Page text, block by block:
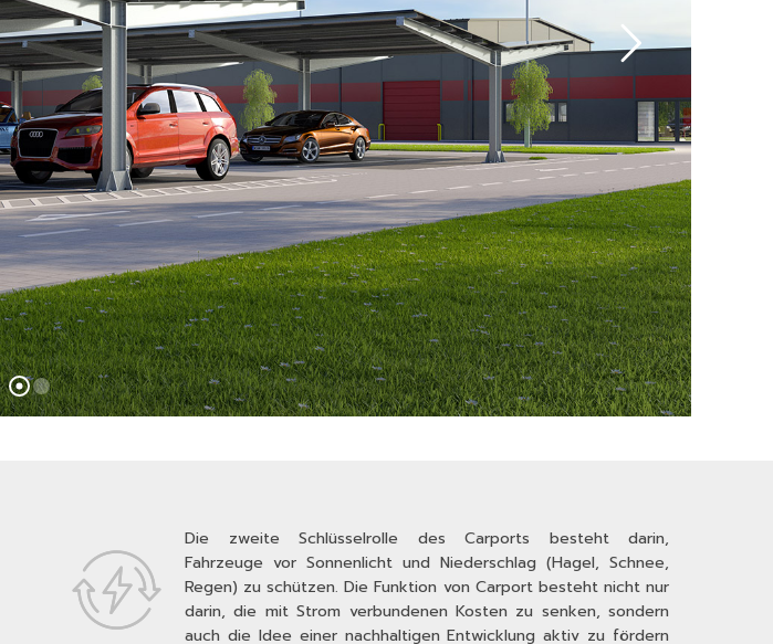
Die zweite Schlüsselrolle des Carports besteht darin,
Fahrzeuge vor Sonnenlicht und Niederschlag (Hagel, Schnee,
Regen) zu schützen. Die Funktion von Carport besteht nicht nur
darin, die mit Strom verbundenen Kosten zu senken, sondern
auch die Idee einer nachhaltigen Entwicklung aktiv zu fördern